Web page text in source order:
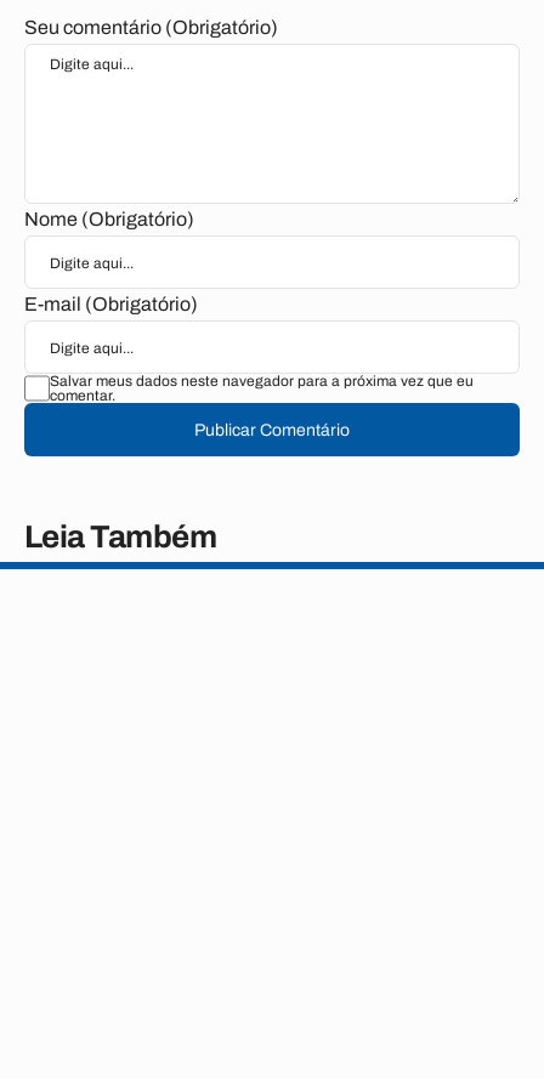
Seu comentário (Obrigatório)
Nome (Obrigatório)
E-mail (Obrigatório)
Salvar meus dados neste navegador para a próxima vez que eu
comentar.
Publicar Comentário
Leia Também